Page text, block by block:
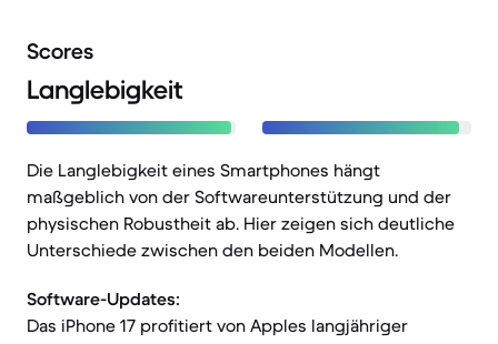
Scores
Langlebigkeit
Die Langlebigkeit eines Smartphones hängt
maßgeblich von der Softwareunterstützung und der
physischen Robustheit ab. Hier zeigen sich deutliche
Unterschiede zwischen den beiden Modellen.
Software-Updates:
Das iPhone 17 profitiert von Apples langjähriger